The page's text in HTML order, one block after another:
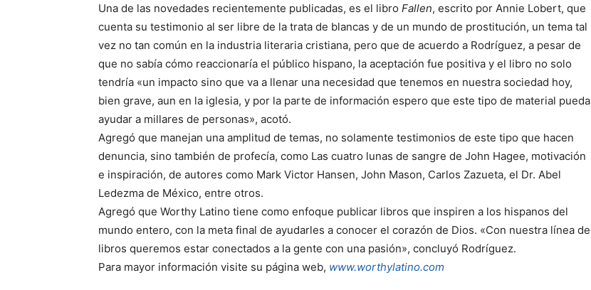
Una de las novedades recientemente publicadas, es el libro Fallen, escrito por Annie Lobert, que
cuenta su testimonio al ser libre de la trata de blancas y de un mundo de prostitución, un tema tal
vez no tan común en la industria literaria cristiana, pero que de acuerdo a Rodríguez, a pesar de
que no sabía cómo reaccionaría el público hispano, la aceptación fue positiva y el libro no solo
tendría «un impacto sino que va a llenar una necesidad que tenemos en nuestra sociedad hoy,
bien grave, aun en la iglesia, y por la parte de información espero que este tipo de material pueda
ayudar a millares de personas», acotó.
Agregó que manejan una amplitud de temas, no solamente testimonios de este tipo que hacen
denuncia, sino también de profecía, como Las cuatro lunas de sangre de John Hagee, motivación
e inspiración, de autores como Mark Victor Hansen, John Mason, Carlos Zazueta, el Dr. Abel
Ledezma de México, entre otros.
Agregó que Worthy Latino tiene como enfoque publicar libros que inspiren a los hispanos del
mundo entero, con la meta final de ayudarles a conocer el corazón de Dios. «Con nuestra línea de
libros queremos estar conectados a la gente con una pasión», concluyó Rodríguez.
Para mayor información visite su página web, www.worthylatino.com